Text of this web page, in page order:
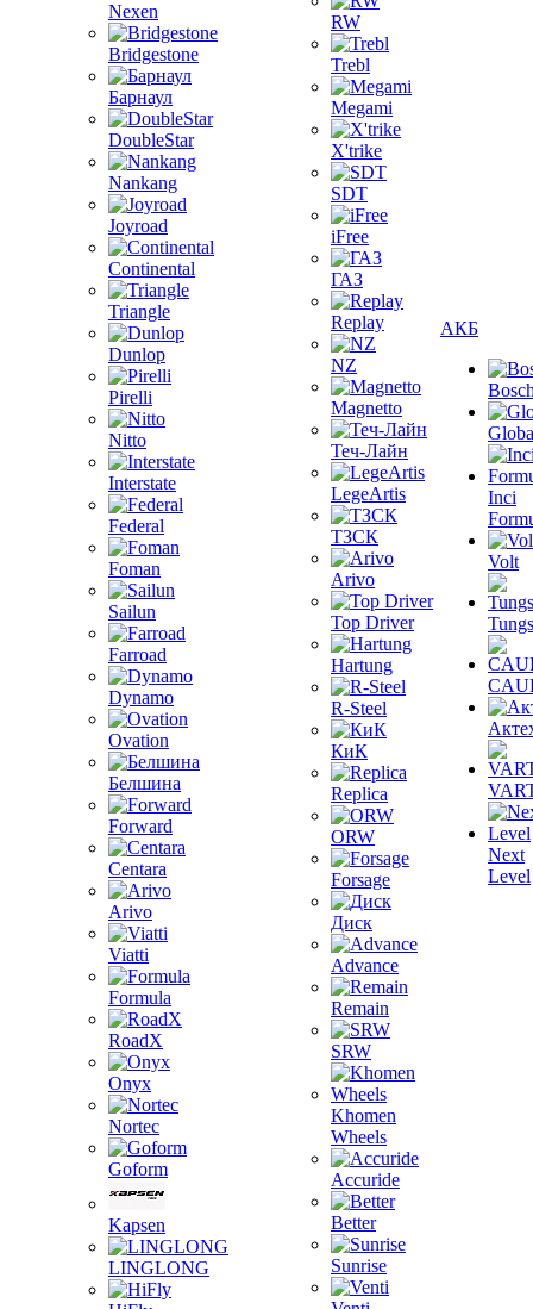
Nexen
Bridgestone
Барнаул
DoubleStar
Nankang
Joyroad
Continental
Triangle
Dunlop
Pirelli
Nitto
Interstate
Federal
Foman
Sailun
Farroad
Dynamo
Ovation
Белшина
Forward
Centara
Arivo
Viatti
Formula
RoadX
Onyx
Nortec
Goform
Kapsen
LINGLONG
RW
Trebl
Megami
X'trike
SDT
iFree
ГАЗ
Replay
NZ
Magnetto
Теч-Лайн
LegeArtis
ТЗСК
Arivo
Top Driver
Hartung
R-Steel
КиК
Replica
ORW
Forsage
Диск
Advance
Remain
SRW
Khomen
Wheels
Accuride
Better
Sunrise
АКБ
Inci
Volt
Next
Level